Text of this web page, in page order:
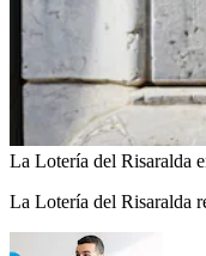
La Lotería del Risaralda
La Lotería del Risaralda